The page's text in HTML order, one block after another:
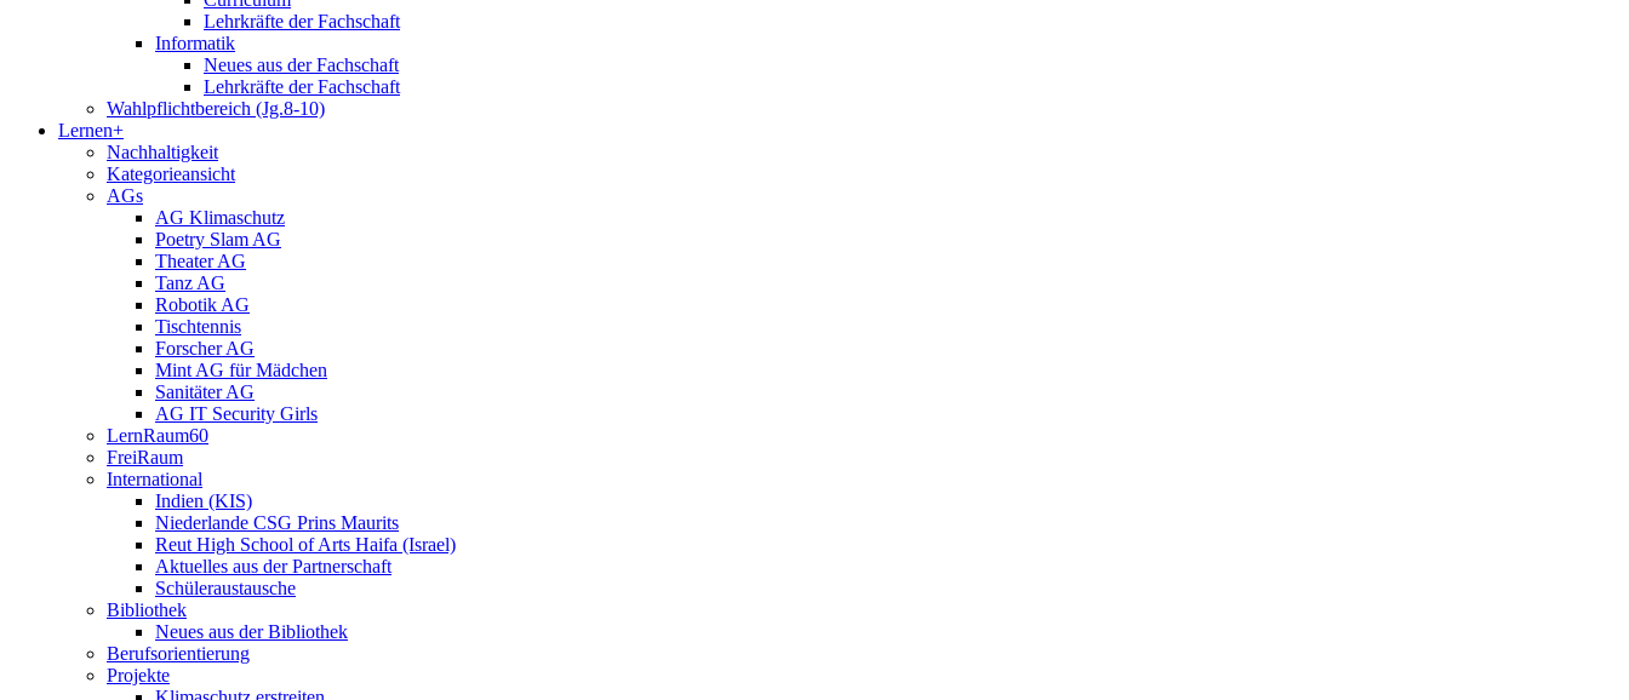
Lehrkräfte der Fachschaft
Informatik
Neues aus der Fachschaft
Lehrkräfte der Fachschaft
Wahlpflichtbereich (Jg.8-10)
Lernen+
Nachhaltigkeit
Kategorieansicht
AGs
AG Klimaschutz
Poetry Slam AG
Theater AG
Tanz AG
Robotik AG
Tischtennis
Forscher AG
Mint AG für Mädchen
Sanitäter AG
AG IT Security Girls
LernRaum60
FreiRaum
International
Indien (KIS)
Niederlande CSG Prins Maurits
Reut High School of Arts Haifa (Israel)
Aktuelles aus der Partnerschaft
Schüleraustausche
Bibliothek
Neues aus der Bibliothek
Berufsorientierung
Projekte